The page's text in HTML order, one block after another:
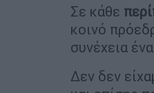
Σε κάθε
κοινό
συνέχεια
Δεν δεν